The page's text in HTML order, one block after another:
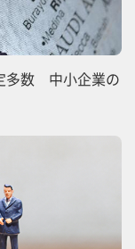
多数 中小企業の